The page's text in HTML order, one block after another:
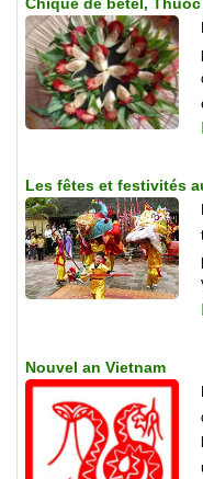
Les fêtes et festivités
Nouvel an Vietnam